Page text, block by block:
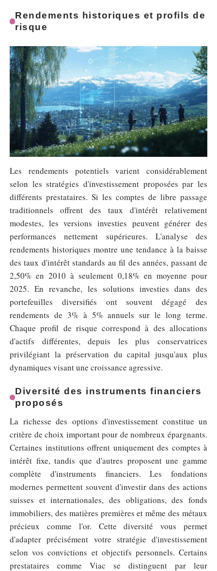
Rendements historiques et profils de
risque
Les rendements potentiels varient considérablement
selon les stratégies d'investissement proposées par les
différents prestataires. Si les comptes de libre passage
traditionnels offrent des taux d'intérêt relativement
modestes, les versions investies peuvent générer des
performances nettement supérieures. L'analyse des
rendements historiques montre une tendance à la baisse
des taux d'intérêt standards au fil des années, passant de
2,50% en 2010 à seulement 0,18% en moyenne pour
2025. En revanche, les solutions investies dans des
portefeuilles diversifiés ont souvent dégagé des
rendements de 3% à 5% annuels sur le long terme.
Chaque profil de risque correspond à des allocations
d'actifs différentes, depuis les plus conservatrices
privilégiant la préservation du capital jusqu'aux plus
dynamiques visant une croissance agressive.
Diversité des instruments financiers
proposés
La richesse des options d'investissement constitue un
critère de choix important pour de nombreux épargnants.
Certaines institutions offrent uniquement des comptes à
intérêt fixe, tandis que d'autres proposent une gamme
complète d'instruments financiers. Les fondations
modernes permettent souvent d'investir dans des actions
suisses et internationales, des obligations, des fonds
immobiliers, des matières premières et même des métaux
précieux comme l'or. Cette diversité vous permet
d'adapter précisément votre stratégie d'investissement
selon vos convictions et objectifs personnels. Certains
prestataires comme Viac se distinguent par leur